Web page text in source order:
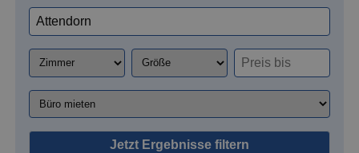
Jetzt Ergebnisse filtern